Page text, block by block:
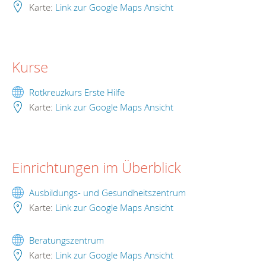
Karte: Link zur Google Maps Ansicht
Kurse
Rotkreuzkurs Erste Hilfe
Karte: Link zur Google Maps Ansicht
Einrichtungen im Überblick
Ausbildungs- und Gesundheitszentrum
Karte: Link zur Google Maps Ansicht
Beratungszentrum
Karte: Link zur Google Maps Ansicht